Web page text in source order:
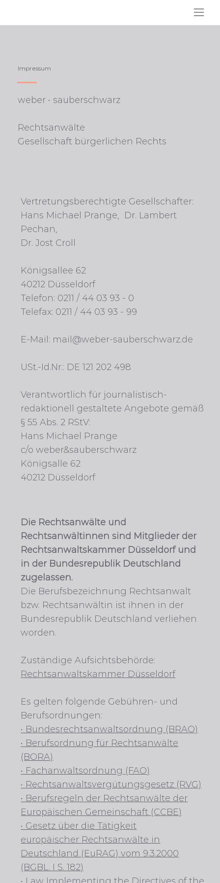
Vertretungsberechtigte Gesellschafter:
Hans Michael Prange, Dr. Lambert
Pechan,
Dr. Jost Croll
Königsallee 62
40212 Düsseldorf
Telefon: 0211 / 44 03 93 - 0
Telefax: 0211 / 44 03 93 - 99
E-Mail: mail@weber-sauberschwarz.de
USt.-Id.Nr.: DE 121 202 498
Verantwortlich für journalistisch-
redaktionell gestaltete Angebote gemäß
§ 55 Abs. 2 RStV:
Hans Michael Prange
c/o weber&sauberschwarz
Königsalle 62
40212 Düsseldorf
Die Rechtsanwälte und
Rechtsanwältinnen sind Mitglieder der
Rechtsanwaltskammer Düsseldorf und
in der Bundesrepublik Deutschland
zugelassen.
Die Berufsbezeichnung Rechtsanwalt
bzw. Rechtsanwältin ist ihnen in der
Bundesrepublik Deutschland verliehen
worden.
Zuständige Aufsichtsbehörde:
Rechtsanwaltskammer Düsseldorf
Es gelten folgende Gebühren- und
Berufsordnungen:
• Bundesrechtsanwaltsordnung (BRAO)
• Berufsordnung für Rechtsanwälte
(BORA)
• Fachanwaltsordnung (FAO)
• Rechtsanwaltsvergütungsgesetz (RVG)
• Berufsregeln der Rechtsanwälte der
Europäischen Gemeinschaft (CCBE)
• Gesetz über die Tätigkeit
europäischer Rechtsanwälte in
Deutschland (EuRAG) vom 9.3.2000
(BGBL. I S. 182)
Impressum
weber • sauberschwarz
Rechtsanwälte
Gesellschaft bürgerlichen Rechts